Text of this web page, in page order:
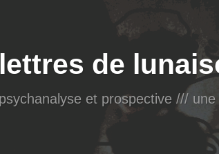
de
et prospective ///